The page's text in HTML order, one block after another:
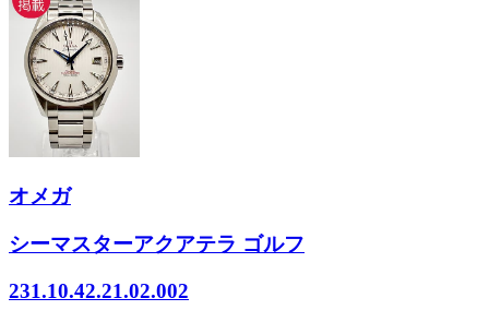
オメガ
シーマスターアクアテラ ゴルフ
231.10.42.21.02.002